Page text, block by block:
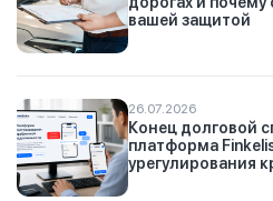
вашей защитой
26.07.2026
Конец долговой
платформа
урегулирования